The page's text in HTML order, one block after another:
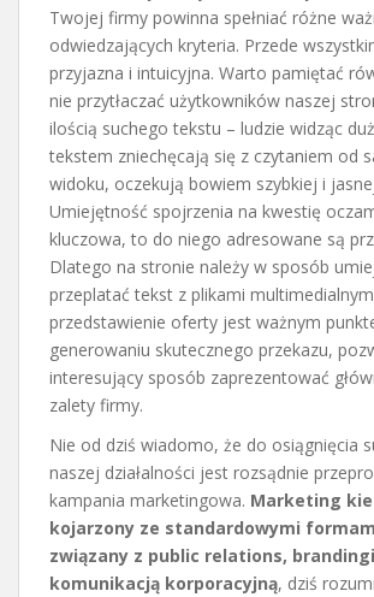
Twojej firmy powinna spełniać różne
odwiedzających kryteria. Przede
przyjazna i intuicyjna. Warto pamiętać
nie przytłaczać użytkowników naszej
ilością suchego tekstu – ludzie widząc
tekstem zniechęcają się z czytaniem od
widoku, oczekują bowiem szybkiej i
Umiejętność spojrzenia na kwestię
kluczowa, to do niego adresowane są
Dlatego na stronie należy w sposób
przeplatać tekst z plikami
przedstawienie oferty jest ważnym
generowaniu skutecznego przekazu,
interesujący sposób zaprezentować
zalety firmy.
Nie od dziś wiadomo, że do osiągnięcia
naszej działalności jest rozsądnie
kampania marketingowa. Marketing
kojarzony ze standardowymi
związany z public relations,
komunikacją korporacyjną, dziś